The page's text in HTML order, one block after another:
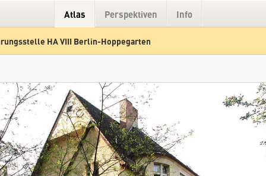
Atlas Perspektiven Info
HA VIII Berlin-Hoppegarten
Hybrid Gelände Straße